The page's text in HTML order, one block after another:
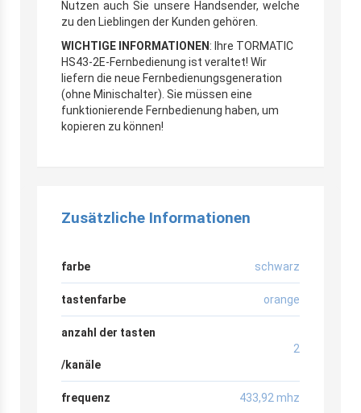
Nutzen auch Sie unsere Handsender, welche
zu den Lieblingen der Kunden gehören.
WICHTIGE INFORMATIONEN: Ihre TORMATIC
HS43-2E-Fernbedienung ist veraltet! Wir
liefern die neue Fernbedienungsgeneration
(ohne Minischalter). Sie müssen eine
funktionierende Fernbedienung haben, um
kopieren zu können!
Zusätzliche Informationen
farbe schwarz
tastenfarbe orange
anzahl der tasten
/kanäle
2
frequenz 433,92 mhz